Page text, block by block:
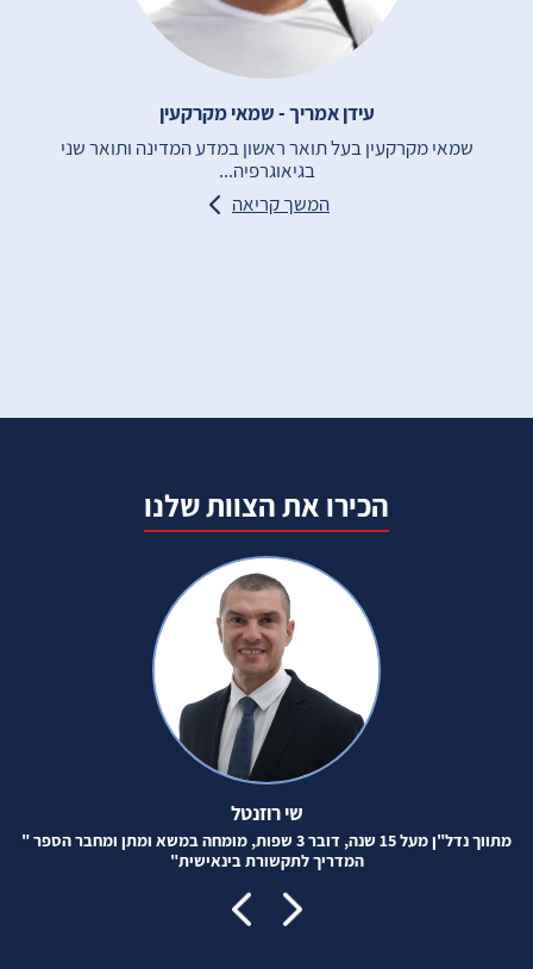
עידן אמריך - שמאי מקרקעין
שמאי מקרקעין בעל תואר ראשון במדע המדינה ותואר שני
בגיאוגרפיה...
המשך קריאה
הכירו את הצוות שלנו
שי רוזנטל
מתווך נדל"ן מעל 15 שנה, דובר 3 שפות, מומחה במשא ומתן ומחבר הספר "
המדריך לתקשורת בינאישית"